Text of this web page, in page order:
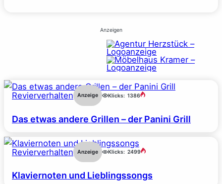
Anzeigen
Revierverhalten Anzeige Klicks: 1386
Das etwas andere Grillen – der Panini Grill
Revierverhalten Anzeige Klicks: 2499
Klaviernoten und Lieblingssongs